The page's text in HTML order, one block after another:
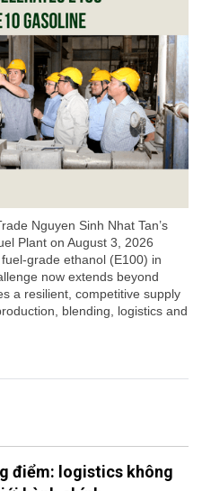
Nguyen Sinh Nhat Tan’s
Plant on August 3, 2026
grade ethanol (E100) in
now extends beyond
a resilient, competitive supply
blending, logistics and
điểm: logistics không